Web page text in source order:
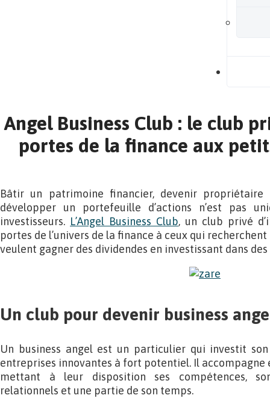
Angel Business Club : le club
portes de la finance aux
Bâtir un patrimoine financier, devenir propriétaire
développer un portefeuille d’actions n’est pas
investisseurs. L’Angel Business Club, un club privé
portes de l’univers de la finance à ceux qui
veulent gagner des dividendes en investissant dans
Un club pour devenir business
Un business angel est un particulier qui investit
entreprises innovantes à fort potentiel. Il accompagne
mettant à leur disposition ses compétences,
relationnels et une partie de son temps.